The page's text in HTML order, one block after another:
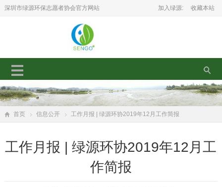
深圳市绿源环保志愿者协会官方网站 加入绿源: 收藏本站
首页 信息公开 工作月报 | 绿源环协2019年12月工作简报
工作月报 | 绿源环协2019年12月工
作简报